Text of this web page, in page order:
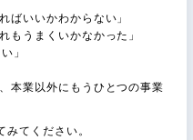
ばいいかわからない」
もうまくいかなかった」
」
本業以外にもうひとつの事業
てください。